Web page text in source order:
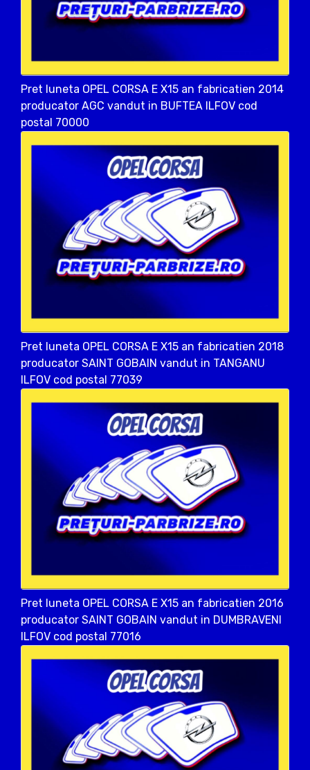
Pret luneta OPEL CORSA E X15 an fabricatien 2014
producator AGC vandut in BUFTEA ILFOV cod
postal 70000
Pret luneta OPEL CORSA E X15 an fabricatien 2018
producator SAINT GOBAIN vandut in TANGANU
ILFOV cod postal 77039
Pret luneta OPEL CORSA E X15 an fabricatien 2016
producator SAINT GOBAIN vandut in DUMBRAVENI
ILFOV cod postal 77016